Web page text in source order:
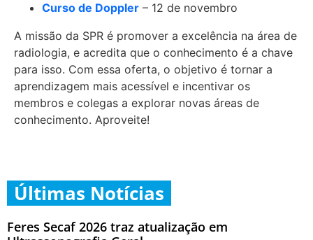
Curso de Doppler – 12 de novembro
A missão da SPR é promover a excelência na área de
radiologia, e acredita que o conhecimento é a chave
para isso. Com essa oferta, o objetivo é tornar a
aprendizagem mais acessível e incentivar os
membros e colegas a explorar novas áreas de
conhecimento. Aproveite!
Últimas Notícias
Feres Secaf 2026 traz atualização em